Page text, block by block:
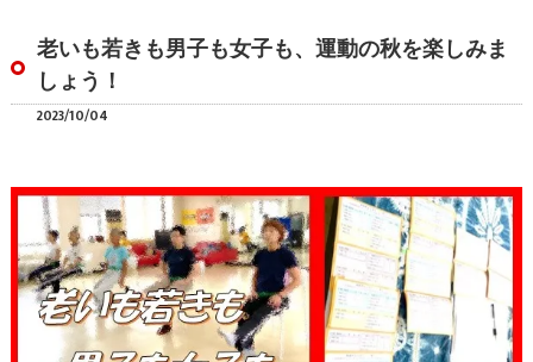
老いも若きも男子も女子も、運動の秋を楽しみま
しょう！
2023/10/04